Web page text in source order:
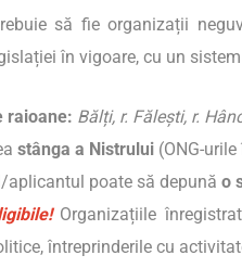
să fie organizații
în vigoare, cu un
raioane: Bălți, r. Fălești, r.
stânga a Nistrului (ONG-
aplicantul poate să depună o
Organizațiile
întreprinderile cu